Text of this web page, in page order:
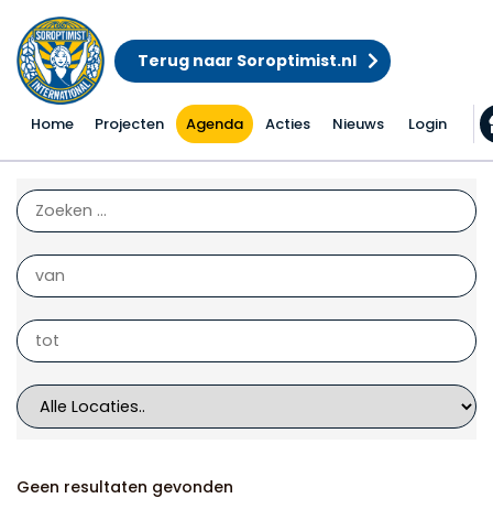
Terug naar Soroptimist.nl
Home Projecten Agenda Acties Nieuws Login
Acties
Geen resultaten gevonden